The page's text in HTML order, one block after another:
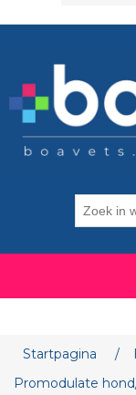
Startpagina /
Promodulate